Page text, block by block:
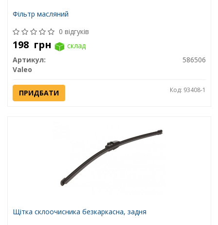
Фільтр масляний
0 відгуків
198 грн
склад
Артикул:
586506
Valeo
ПРИДБАТИ Код: 93408-1
Щітка склоочисника безкаркасна, задня